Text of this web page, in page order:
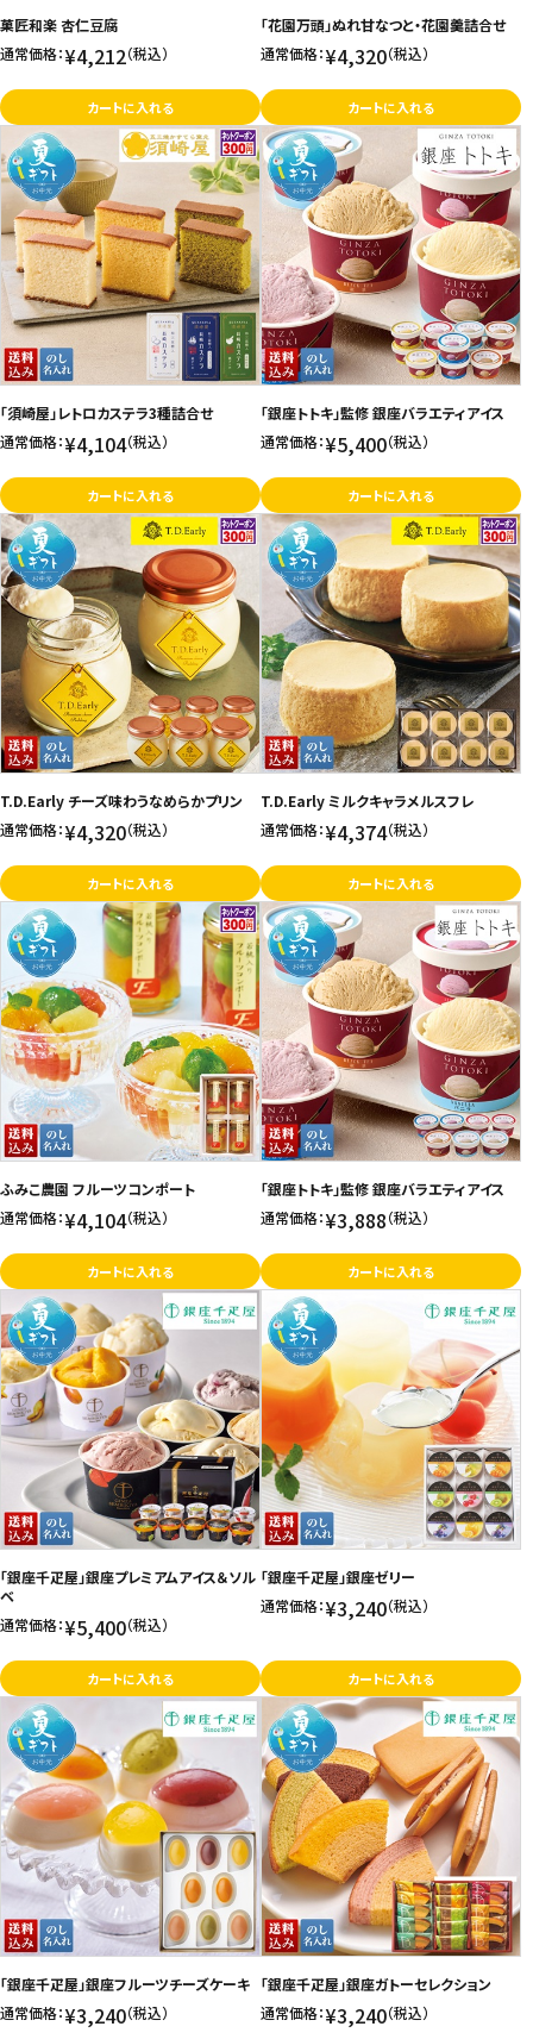
菓匠和楽 杏仁豆腐
通常価格：¥4,212（税込）
カートに入れる
「花園万頭」ぬれ甘なつと・花園羹詰合せ
通常価格：¥4,320（税込）
カートに入れる
「須崎屋」レトロカステラ3種詰合せ
通常価格：¥4,104（税込）
カートに入れる
「銀座トトキ」監修 銀座バラエティアイス
通常価格：¥5,400（税込）
カートに入れる
T.D.Early チーズ味わうなめらかプリン
通常価格：¥4,320（税込）
カートに入れる
T.D.Early ミルクキャラメルスフレ
通常価格：¥4,374（税込）
カートに入れる
ふみこ農園 フルーツコンポート
通常価格：¥4,104（税込）
カートに入れる
「銀座トトキ」監修 銀座バラエティアイス
通常価格：¥3,888（税込）
カートに入れる
「銀座千疋屋」銀座プレミアムアイス＆ソル
ベ
通常価格：¥5,400（税込）
カートに入れる
「銀座千疋屋」銀座ゼリー
通常価格：¥3,240（税込）
カートに入れる
「銀座千疋屋」銀座フルーツチーズケーキ
通常価格：¥3,240（税込）
「銀座千疋屋」銀座ガトーセレクション
通常価格：¥3,240（税込）